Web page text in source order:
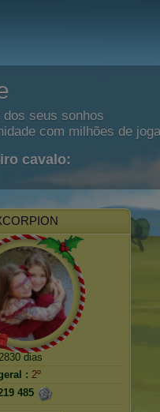
seus sonhos
com milhões de
cavalo:
dias
: 2º
485